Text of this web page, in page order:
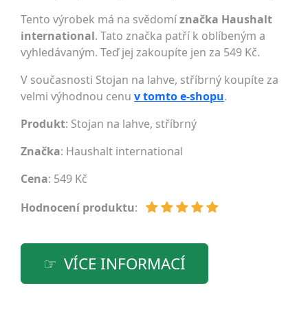
Tento výrobek má na svědomíznačka Haushalt
international. Tato značka patří k oblíbeným a
vyhledávaným. Teď jej zakoupíte jen za 549 Kč.
V současnosti Stojan na lahve, stříbrný koupíte za
velmi výhodnou cenu v tomto e-shopu.
Produkt: Stojan na lahve, stříbrný
Značka: Haushalt international
Cena: 549 Kč
Hodnocení produktu:
VÍCE INFORMACÍ